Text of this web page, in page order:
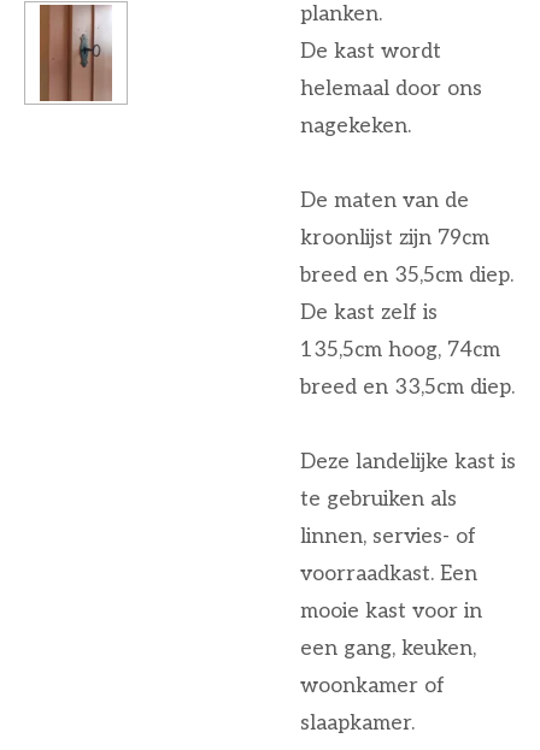
planken.
De kast wordt
helemaal door ons
nagekeken.
De maten van de
kroonlijst zijn 79cm
breed en 35,5cm diep.
De kast zelf is
135,5cm hoog, 74cm
breed en 33,5cm diep.
Deze landelijke kast is
te gebruiken als
linnen, servies- of
voorraadkast. Een
mooie kast voor in
een gang, keuken,
woonkamer of
slaapkamer.